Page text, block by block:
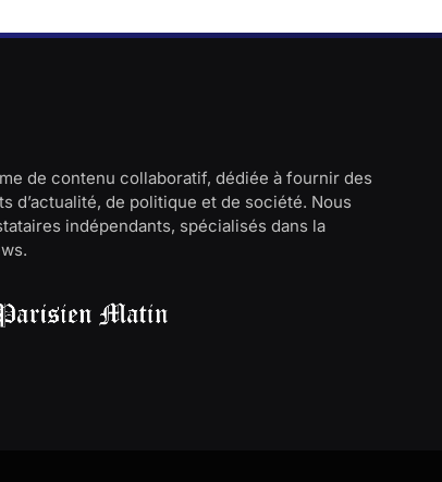
de contenu collaboratif, dédiée à fournir des
d’actualité, de politique et de société. Nous
indépendants, spécialisés dans la